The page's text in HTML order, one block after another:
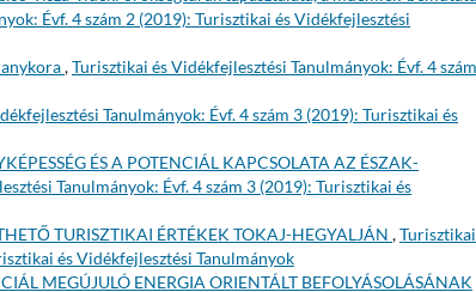
Évf. 4 szám 2 (2019): Turisztikai és Vidékfejlesztési
,Turisztikai és Vidékfejlesztési Tanulmányok: Évf. 4
Tanulmányok: Évf. 4 szám 3 (2019): Turisztikai és
ÉS A POTENCIÁL KAPCSOLATA AZ ÉSZAK-
Tanulmányok: Évf. 4 szám 3 (2019): Turisztikai és
TURISZTIKAI ÉRTÉKEK TOKAJ-HEGYALJÁN ,
és Vidékfejlesztési Tanulmányok
MEGÚJULÓ ENERGIA ORIENTÁLT BEFOLYÁSOLÁSÁNAK